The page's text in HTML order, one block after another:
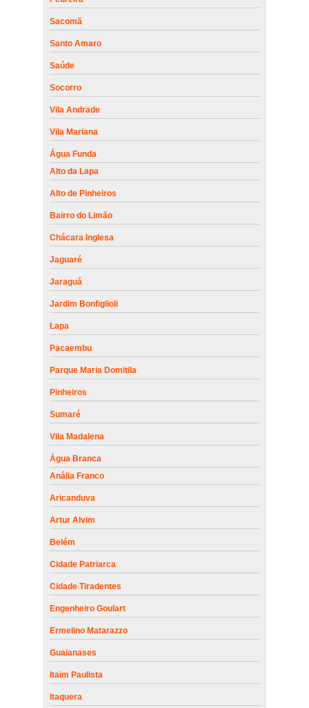
Sacomã
Santo Amaro
Saúde
Socorro
Vila Andrade
Vila Mariana
Água Funda
Alto da Lapa
Alto de Pinheiros
Bairro do Limão
Chácara Inglesa
Jaguaré
Jaraguá
Jardim Bonfiglioli
Lapa
Pacaembu
Parque Maria Domitila
Pinheiros
Sumaré
Vila Madalena
Água Branca
Anália Franco
Aricanduva
Artur Alvim
Belém
Cidade Patriarca
Cidade Tiradentes
Engenheiro Goulart
Ermelino Matarazzo
Guaianases
Itaim Paulista
Itaquera